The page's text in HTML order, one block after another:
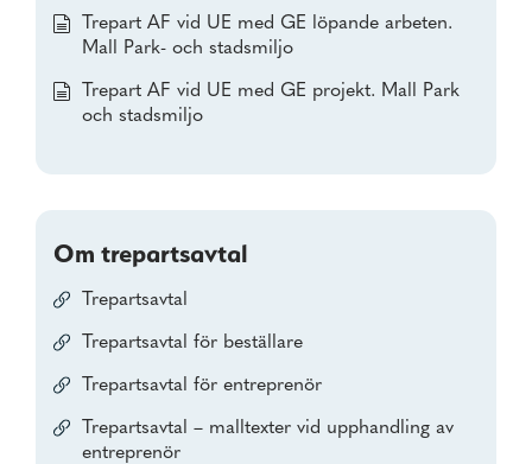
Trepart AF vid UE med GE löpande arbeten.
Mall Park- och stadsmiljo
Trepart AF vid UE med GE projekt. Mall Park
och stadsmiljo
Om trepartsavtal
Trepartsavtal
Trepartsavtal för beställare
Trepartsavtal för entreprenör
Trepartsavtal – malltexter vid upphandling av
entreprenör